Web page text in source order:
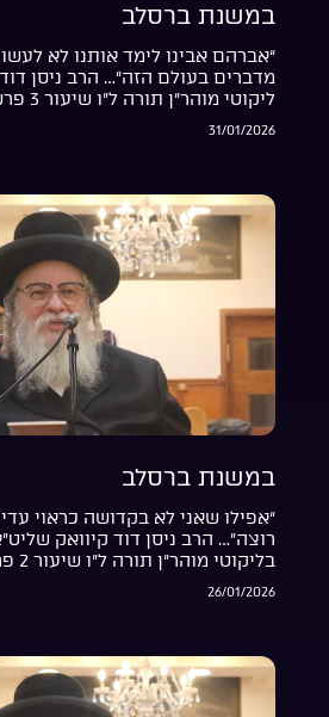
במשנת ברסלב
“אברהם אבינו לימד אותנו לא
מדברים בעולם הזה”… הרב ניסן
ליקוטי מוהר”ן תורה ל”ו שיעור 3 פרשת בשלח התשפ”ו
31/01/2026
במשנת ברסלב
“אפילו שאני לא בקדושה כראוי
רוצה”… הרב ניסן דוד קיוואק
בליקוטי מוהר”ן תורה ל”ו שיעור 2 פרשת בא התשפ”ו
26/01/2026